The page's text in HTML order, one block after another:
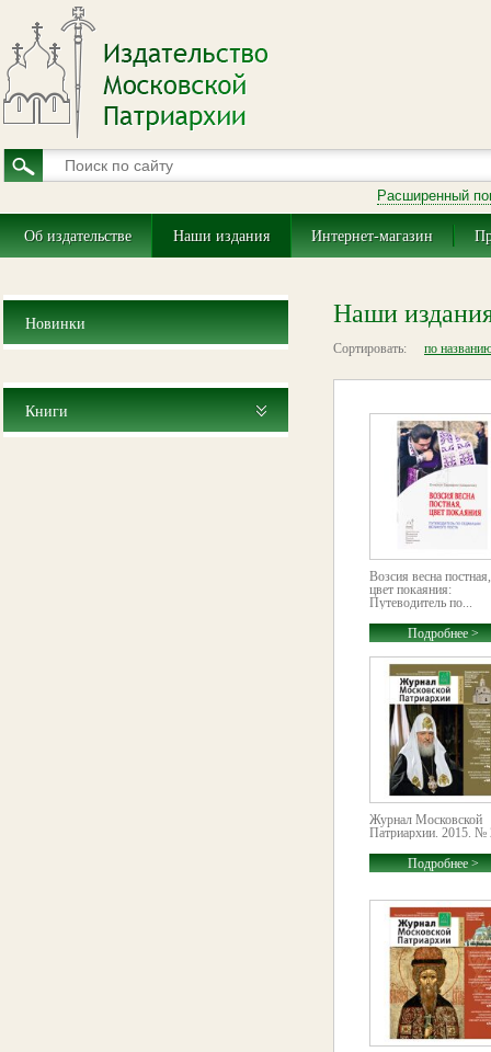
Расширенный
Об издательстве Наши издания Интернет-магазин
Новинки
Книги
Наши
Сортировать: по
Возсия весна постная,
цвет покаяния:
Путеводитель по...
Подробнее >
Журнал Московской
Патриархии. 2015. №
Подробнее >